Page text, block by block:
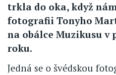
trkla do oka, když
fotografii Tonyho
na obálce Muzikusu v
roku.
Jedná se o švédskou